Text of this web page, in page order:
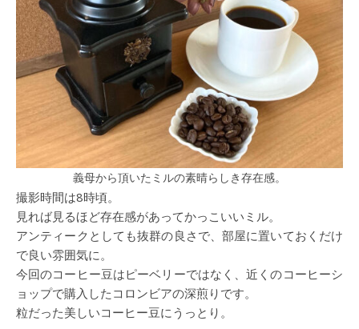
義母から頂いたミルの素晴らしき存在感。
撮影時間は8時頃。
見れば見るほど存在感があってかっこいいミル。
アンティークとしても抜群の良さで、部屋に置いておくだけ
で良い雰囲気に。
今回のコーヒー豆はピーベリーではなく、近くのコーヒーシ
ョップで購入したコロンビアの深煎りです。
粒だった美しいコーヒー豆にうっとり。